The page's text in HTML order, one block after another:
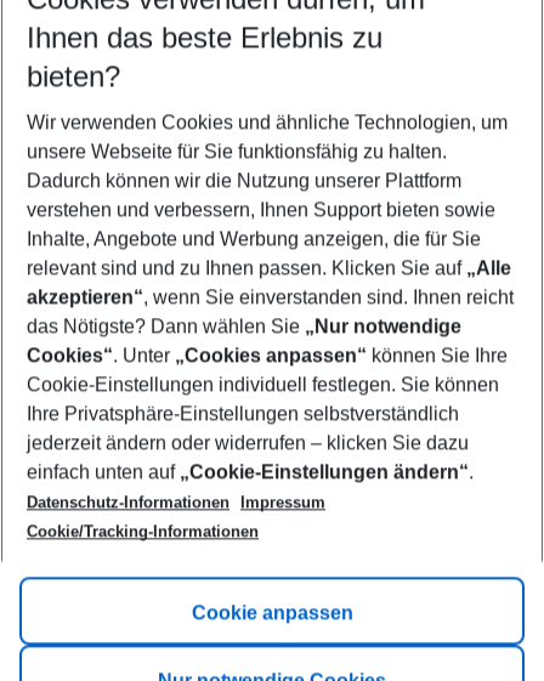
Find the perfect deal which suits your best
Your departure airport
Any airport
Select your date range
10/08/26–08/08/27 5-8 nights
Who will travel
2 adults No children
Show more filter
Footer
Footer navigation
Title A
Link A
Ihnen das beste Erlebnis zu
bieten?
Wir verwenden Cookies und ähnliche Technologien, um
unsere Webseite für Sie funktionsfähig zu halten.
Dadurch können wir die Nutzung unserer Plattform
verstehen und verbessern, Ihnen Support bieten sowie
Inhalte, Angebote und Werbung anzeigen, die für Sie
relevant sind und zu Ihnen passen. Klicken Sie auf „Alle
akzeptieren“, wenn Sie einverstanden sind. Ihnen reicht
das Nötigste? Dann wählen Sie „Nur notwendige
Cookies“. Unter „Cookies anpassen“ können Sie Ihre
Cookie-Einstellungen individuell festlegen. Sie können
Ihre Privatsphäre-Einstellungen selbstverständlich
jederzeit ändern oder widerrufen – klicken Sie dazu
einfach unten auf „Cookie-Einstellungen ändern“.
Datenschutz-Informationen
Impressum
Cookie/Tracking-Informationen
Cookie anpassen